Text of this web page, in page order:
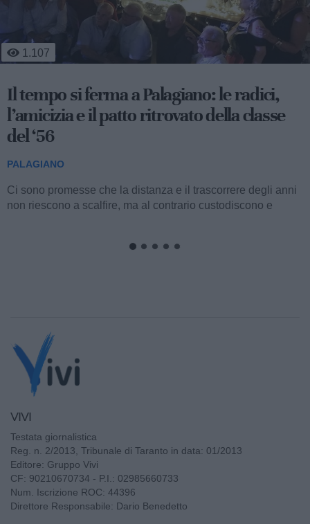
450
Mobilità sostenibile e sviluppo
territoriale: al via la fase operativa di
"Appia Bike Tour"
PALAGIANO
Nella mattinata di ieri, l’aula consiliare del Comune di
Palagiano ha ospitato la presentazione della fase operativa
VIVI
Testata giornalistica
Reg. n. 2/2013, Tribunale di Taranto in data: 01/2013
Editore: Gruppo Vivi
CF: 90210670734 - P.I.: 02985660733
Num. Iscrizione ROC: 44396
Direttore Responsabile: Dario Benedetto